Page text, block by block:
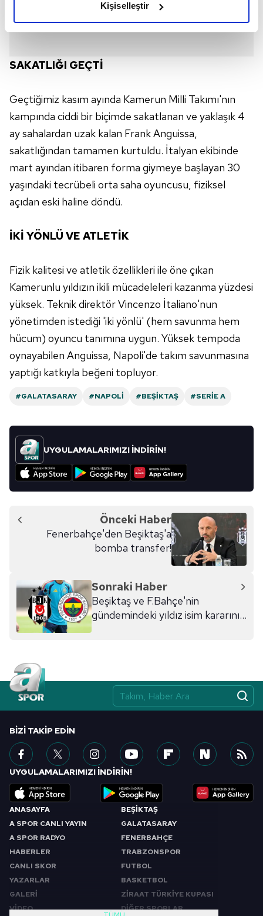
elimizden gelen çabayı gösterdiğimizi ve bu noktada,
Her halükârda, kullanıcılar, bu çerezlere izin vermedikleri
gösterilmeyecektir."
Sizlere daha iyi bir hizmet sunabilmek için İnternet
Sitemizde kendimize ve üçüncü kişilere ait çerezler
kullanılmaktadır. Bu çerezler vasıtasıyla çeşitli kişisel
verileriniz işlenmekte olup gerekli olan çerezler bilgi
toplumu hizmetlerinin sunulması amacıyla
kullanılmaktadır. Diğer çerezler, sitemizin daha işlevsel
kılınması ve kişiselleştirilmesi ve sizlere yönelik
sınırlı olarak açık rızanız dahilinde kullanılacaktır.
Çerezlere ilişkin tercihlerinizi aşağıda yer alan panel
vasıtasıyla belirleyebilirsiniz. Çerezlere ilişkin detaylı bilgi
için Ayarlar butonuna tıklayabilir,
Çerez Bilgilendirme
Metnimiziziyaret edebilirsiniz.
6698 sayılı Kişisel Verilerin Korunması Kanunu uyarınca
hazırlanmış Aydınlatma Metnimizi okumak ve sitemizde
ilgili mevzuata uygun olarak kullanılan çerezlerle ilgili bilgi
almak için lütfen
tıklayınız
Kişiselleştir
SAKATLIĞI GEÇTİ
Geçtiğimiz kasım ayında Kamerun Milli Takımı'nın
kampında ciddi bir biçimde sakatlanan ve yaklaşık 4
ay sahalardan uzak kalan Frank Anguissa,
sakatlığından tamamen kurtuldu. İtalyan ekibinde
mart ayından itibaren forma giymeye başlayan 30
yaşındaki tecrübeli orta saha oyuncusu, fiziksel
açıdan eski haline döndü.
İKİ YÖNLÜ VE ATLETİK
Fizik kalitesi ve atletik özellikleri ile öne çıkan
Kamerunlu yıldızın ikili mücadeleleri kazanma yüzdesi
yüksek. Teknik direktör Vincenzo İtaliano'nun
yönetimden istediği 'iki yönlü' (hem savunma hem
hücum) oyuncu tanımına uygun. Yüksek tempoda
oynayabilen Anguissa, Napoli'de takım savunmasına
yaptığı katkıyla beğeni topluyor.
#GALATASARAY #NAPOLI #BEŞIKTAŞ #SERIE A
UYGULAMALARIMIZI İNDİRİN!
Önceki Haber
Fenerbahçe'den Beşiktaş'a
bomba transfer!
Sonraki Haber
Beşiktaş ve F.Bahçe'nin
gündemindeki yıldız isim kararını
ANASAYFA
A SPOR CANLI YAYIN
A SPOR RADYO
HABERLER
CANLI SKOR
YAZARLAR
GALERİ
VİDEO
BEŞİKTAŞ
GALATASARAY
FENERBAHÇE
TRABZONSPOR
FUTBOL
BASKETBOL
ZİRAAT TÜRKİYE KUPASI
DİĞER SPORLAR
BIZI TAKIP EDIN
UYGULAMALARIMIZI İNDİRİN!